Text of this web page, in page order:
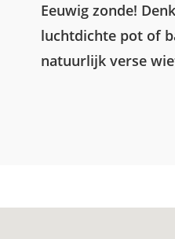
Eeuwig zonde!
luchtdichte pot of
natuurlijk verse